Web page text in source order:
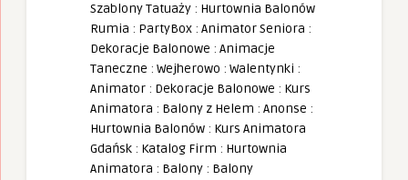
Szablony Tatuaży : Hurtownia Balonów
Rumia : PartyBox : Animator Seniora :
Dekoracje Balonowe : Animacje
Taneczne : Wejherowo : Walentynki :
Animator : Dekoracje Balonowe : Kurs
Animatora : Balony z Helem : Anonse :
Hurtownia Balonów : Kurs Animatora
Gdańsk : Katalog Firm : Hurtownia
Animatora : Balony : Balony